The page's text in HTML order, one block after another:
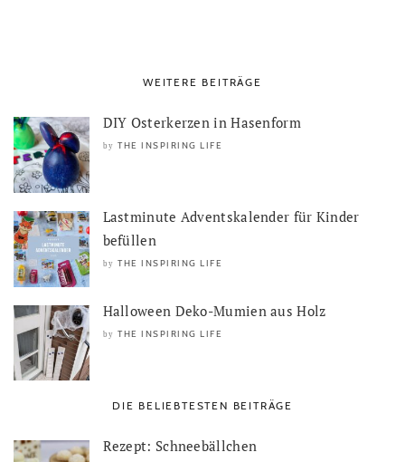
WEITERE BEITRÄGE
DIY Osterkerzen in Hasenform
by THE INSPIRING LIFE
Lastminute Adventskalender für Kinder
befüllen
by THE INSPIRING LIFE
Halloween Deko-Mumien aus Holz
by THE INSPIRING LIFE
DIE BELIEBTESTEN BEITRÄGE
Rezept: Schneebällchen